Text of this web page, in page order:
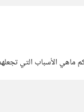
ماهي الأسباب التي